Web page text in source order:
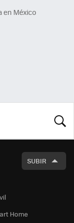
en México
SUBIR
Home